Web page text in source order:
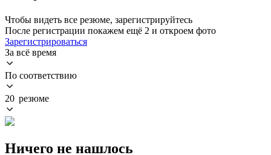
Чтобы видеть все резюме, зарегистрируйтесь
После регистрации покажем ещё 2 и откроем фото
Зарегистрироваться
За всё время
По соответствию
20 резюме
Ничего не нашлось